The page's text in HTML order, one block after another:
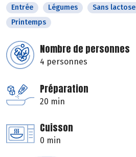
Entrée Légumes Sans lactose
Printemps
Nombre de personnes
4 personnes
Préparation
20 min
Cuisson
0 min